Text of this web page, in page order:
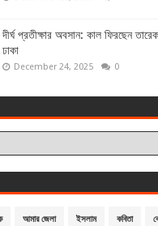
দীর্ঘ প্রতীক্ষার অবসান: কাল ফিরছেন
ঢাকা
December 24, 2025 0
আমার জেলা ইসলাম কবিতা